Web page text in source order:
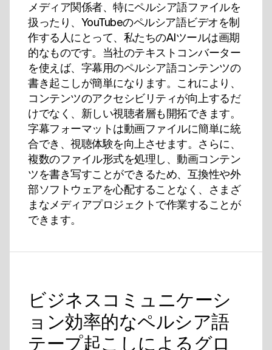
メディア関係者、特にペルシア語ファイルを
扱ったり、YouTubeのペルシア語ビデオを制
作する人にとって、私たちのAIツールは画期
的なものです。当社のテキストコンバーター
を使えば、字幕用のペルシア語コンテンツの
書き起こしが簡単になります。これにより、
コンテンツのアクセシビリティが向上するだ
けでなく、新しい視聴者層も開拓できます。
字幕フォーマットは動画ファイルに簡単に統
合でき、視聴体験を向上させます。さらに、
複数のファイル形式を処理し、動画コンテン
ツを書き写すことができるため、互換性や外
部ソフトウェアを心配することなく、さまざ
まなメディアプロジェクトで作業することが
できます。
ビジネスコミュニケーシ
ョン効率的なペルシア語
テープ起こしによるグロ